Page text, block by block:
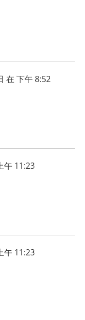
在 下午 8:52
午 11:23
午 11:23